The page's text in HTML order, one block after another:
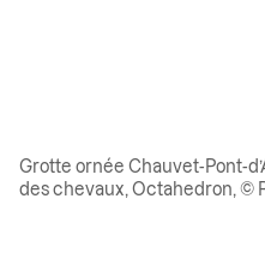
Grotte ornée Chauvet-Pont-
des chevaux, Octahedron, ©